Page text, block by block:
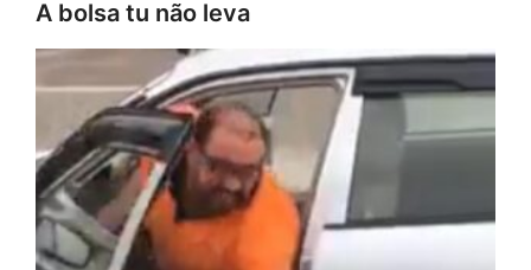
A bolsa tu não leva